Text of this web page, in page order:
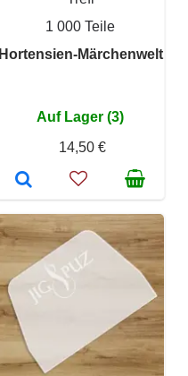
1 000 Teile
Hortensien-Märchenwelt
Auf Lager (3)
14,50 €